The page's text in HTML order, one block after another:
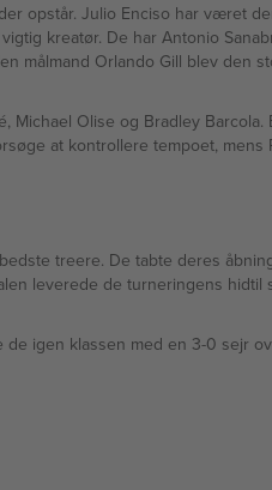
opstår. Julio Enciso har været
kreatør. De har Antonio
målmand Orlando Gill blev den
Olise og Bradley Barcola.
at kontrollere tempoet, mens
treere. De tabte deres
leverede de turneringens
igen klassen med en 3-0 sejr